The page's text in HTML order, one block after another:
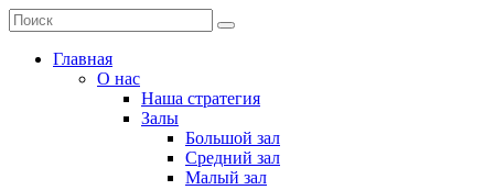
Главная
О нас
Наша стратегия
Залы
Большой зал
Средний зал
Малый зал